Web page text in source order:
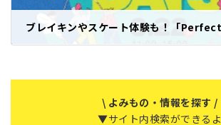
\ よみもの・情報を探す /
▼サイト内検索ができるよ